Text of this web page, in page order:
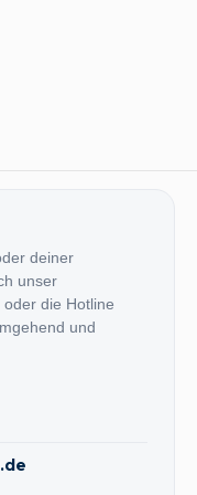
deiner
unser
die Hotline
und